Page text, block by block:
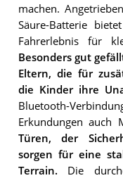
machen.
Säure-Batterie
Fahrerlebnis für
Besonders gut
Eltern, die für
die Kinder ihre
Bluetooth-
Erkundungen auch
Türen, der
sorgen für eine
Terrain. Die